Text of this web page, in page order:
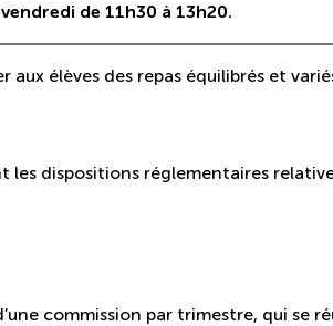
de 11h30 à 13h20.
élèves des repas équilibrés et
les dispositions réglementaires
commission par trimestre, qui se